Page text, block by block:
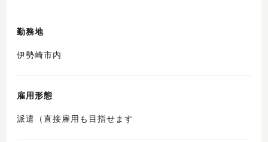
勤務地
伊勢崎市内
雇用形態
派遣（直接雇用も目指せます